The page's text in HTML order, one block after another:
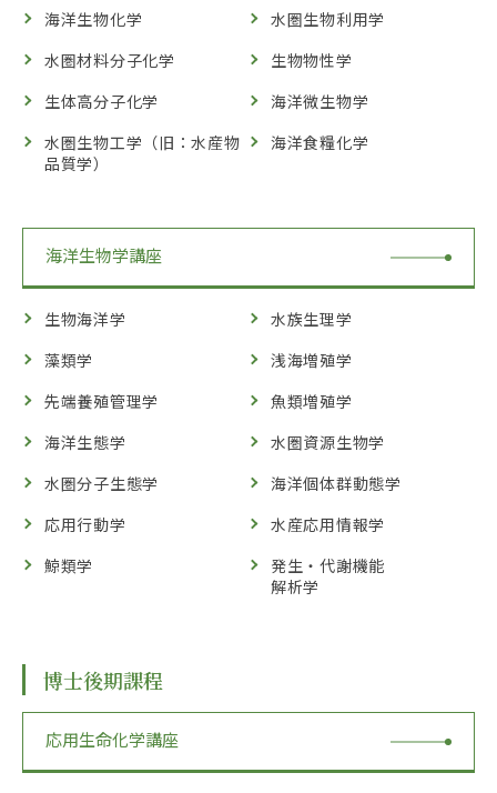
海洋生物化学
水圏生物利用学
水圏材料分子化学
生物物性学
生体高分子化学
海洋微生物学
水圏生物工学（旧：水産物
品質学）
海洋食糧化学
海洋生物学講座
生物海洋学
水族生理学
藻類学
浅海増殖学
先端養殖管理学
魚類増殖学
海洋生態学
水圏資源生物学
水圏分子生態学
海洋個体群動態学
応用行動学
水産応用情報学
鯨類学
発生・代謝機能
解析学
博士後期課程
応用生命化学講座